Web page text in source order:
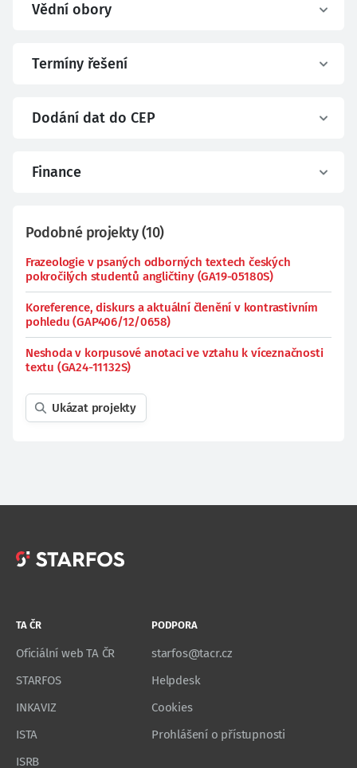
Vědní obory
Termíny řešení
Dodání dat do CEP
Finance
Podobné projekty(10)
Frazeologie v psaných odborných textech českých
pokročilých studentů angličtiny (GA19-05180S)
Koreference, diskurs a aktuální členění v kontrastivním
pohledu (GAP406/12/0658)
Neshoda v korpusové anotaci ve vztahu k víceznačnosti
textu (GA24-11132S)
Ukázat projekty
TA ČR
Oficiální web TA ČR
STARFOS
INKAVIZ
ISTA
ISRB
PODPORA
starfos@tacr.cz
Helpdesk
Cookies
Prohlášení o přístupnosti